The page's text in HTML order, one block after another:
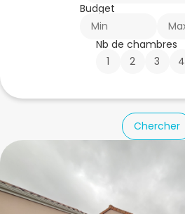
Budget
Nb de chambres
1
2 3 4
Chercher